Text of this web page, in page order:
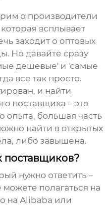
о производители
которая всплывает
заходит о оптовых
Но давайте сразу
дешевые' и 'самые
все так просто.
и найти
поставщика – это
опыта, большая часть
найти в открытых
либо завышена.
поставщиков?
нужно ответить –
можете полагаться на
на Alibaba или